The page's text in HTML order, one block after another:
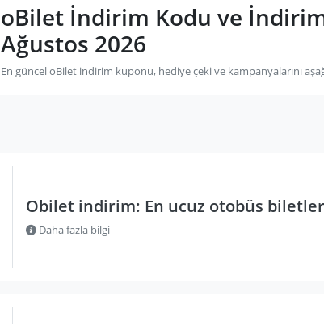
oBilet İndirim Kodu ve
Ağustos 2026
En güncel oBilet indirim kuponu, hediye çeki ve kampanyalarını
Obilet indirim: En ucuz otobüs
Daha fazla bilgi